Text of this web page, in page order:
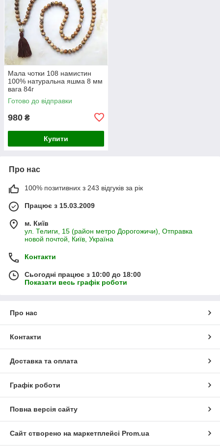
Мала чотки 108 намистин
100% натуральна яшма 8 мм
вага 84г
Готово до відправки
980 ₴
Купити
Про нас
100% позитивних з 243 відгуків за рік
Працює з 15.03.2009
м. Київ
ул. Телиги, 15 (район метро Дорогожичи), Отправка
новой почтой, Київ, Україна
Контакти
Сьогодні працює з 10:00 до 18:00
Показати весь графік роботи
Про нас
Контакти
Доставка та оплата
Графік роботи
Повна версія сайту
Сайт створено на маркетплейсі Prom.ua